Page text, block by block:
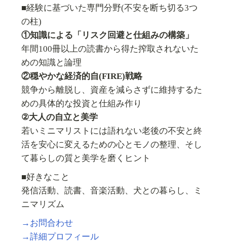
■経験に基づいた専門分野(不安を断ち切る3つ
の柱)
①知識による「リスク回避と仕組みの構築」
年間100冊以上の読書から得た搾取されないた
めの知識と論理
②穏やかな経済的自(FIRE)戦略
競争から離脱し、資産を減らさずに維持するた
めの具体的な投資と仕組み作り
②大人の自立と美学
若いミニマリストには語れない老後の不安と終
活を安心に変えるための心とモノの整理、そし
て暮らしの質と美学を磨くヒント
■好きなこと
発信活動、読書、音楽活動、犬との暮らし、ミ
ニマリズム
→お問合わせ
→詳細プロフィール